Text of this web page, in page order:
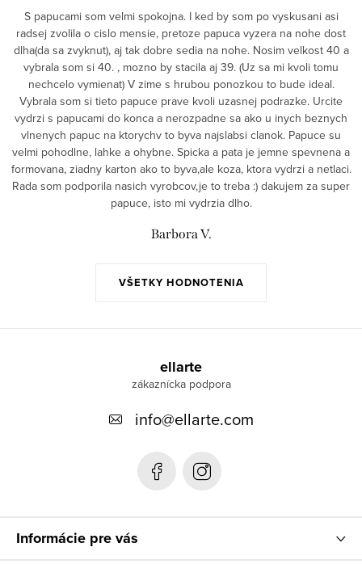
VŠETKY HODNOTENIA
S papucami som velmi spokojna. I ked by som po vyskusani asi
radsej zvolila o cislo mensie, pretoze papuca vyzera na nohe dost
dlha(da sa zvyknut), aj tak dobre sedia na nohe. Nosim velkost 40 a
vybrala som si 40. , mozno by stacila aj 39. (Uz sa mi kvoli tomu
nechcelo vymienat) V zime s hrubou ponozkou to bude ideal.
Vybrala som si tieto papuce prave kvoli uzasnej podrazke. Urcite
vydrzi s papucami do konca a nerozpadne sa ako u inych beznych
vlnenych papuc na ktorychv to byva najslabsi clanok. Papuce su
velmi pohodlne, lahke a ohybne. Spicka a pata je jemne spevnena a
formovana, ziadny karton ako to byva,ale koza, ktora vydrzi a netlaci.
Rada som podporila nasich vyrobcov,je to treba :) dakujem za super
papuce, isto mi vydrzia dlho.
Barbora V.
ellarte
info@ellarte.com
Informácie pre vás